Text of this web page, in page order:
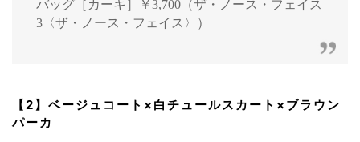
バッグ［カーキ］￥3,700（ザ・ノース・フェイス
3〈ザ・ノース・フェイス〉）
【2】ベージュコート×白チュールスカート×ブラウン
パーカ